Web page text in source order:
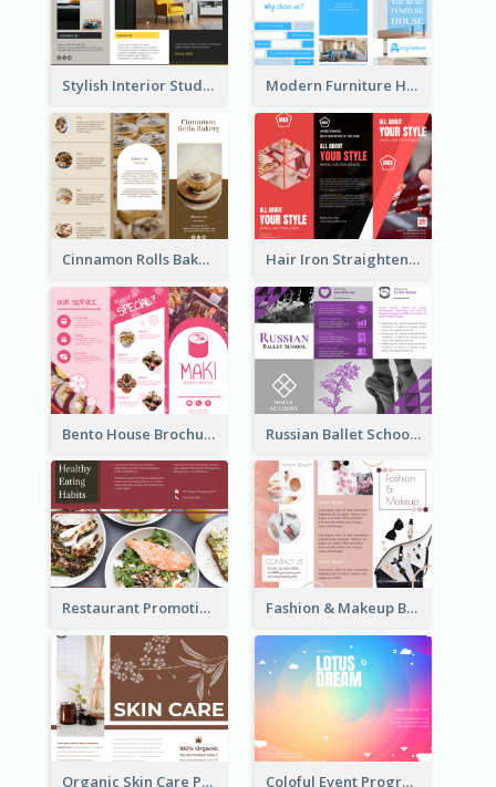
Stylish Interior Studio Brochure Modern Furniture House Brochure
Cinnamon Rolls Bakery Brochure Hair Iron Straighteners Promote Brochure
Bento House Brochure Russian Ballet School Brochure
Restaurant Promoting Healthy Eating Brochure Fashion & Makeup Brochure
Organic Skin Care Product Brochure With Details Coloful Event Program Brochure